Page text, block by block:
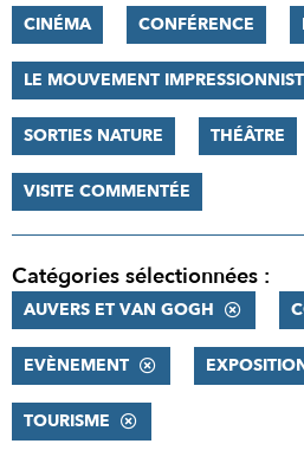
CINÉMA CONFÉRENCE
LE MOUVEMENT
SORTIES NATURE THÉÂTRE
VISITE COMMENTÉE
Catégories sélectionnées :
AUVERS ET VAN GOGH
EVÈNEMENT
TOURISME